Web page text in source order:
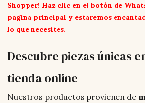
Shopper! Haz clic en el botón de
pagina principal y estaremos
lo que necesites.
Descubre piezas únicas
tienda online
Nuestros productos provienen de